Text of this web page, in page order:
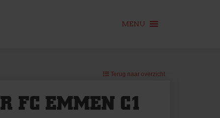
MENU
Terug naar overzicht
FC EMMEN C1